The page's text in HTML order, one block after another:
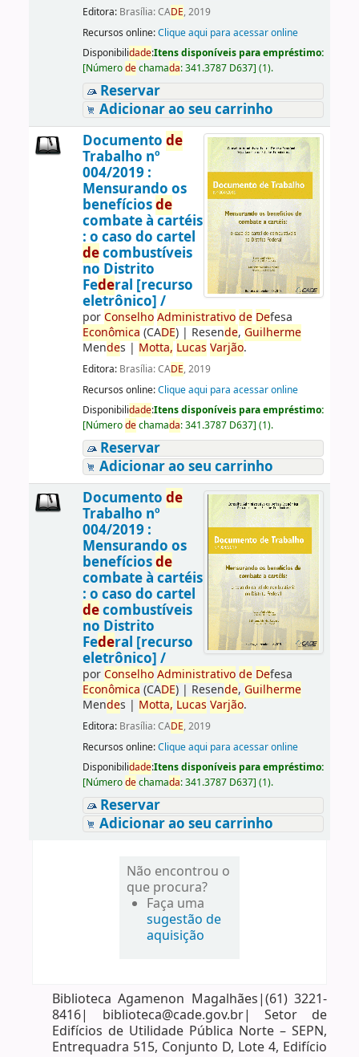
Editora: Brasília: CADE, 2019
Recursos online:Clique aqui para acessar online
Disponibilidade:Itens disponíveis para empréstimo:
[Númerodechamada:341.3787 D637] (1).
Reservar
Adicionar ao seu carrinho
Documento de
Trabalho nº
004/2019 :
Mensurando os
benefíciosde
combate à cartéis
: o caso do cartel
decombustíveis
no Distrito
Federal [recurso
eletrônico] /
porConselho Administrativo de Defesa
Econômica (CADE)| Resende, Guilherme
Mendes | Motta, Lucas Varjão.
Editora: Brasília: CADE, 2019
Recursos online:Clique aqui para acessar online
Disponibilidade:Itens disponíveis para empréstimo:
[Númerodechamada:341.3787 D637] (1).
Reservar
Adicionar ao seu carrinho
Documento de
Trabalho nº
004/2019 :
Mensurando os
benefíciosde
combate à cartéis
: o caso do cartel
decombustíveis
no Distrito
Federal [recurso
eletrônico] /
porConselho Administrativo de Defesa
Econômica (CADE)| Resende, Guilherme
Mendes | Motta, Lucas Varjão.
Editora: Brasília: CADE, 2019
Recursos online:Clique aqui para acessar online
Disponibilidade:Itens disponíveis para empréstimo:
[Númerodechamada:341.3787 D637] (1).
Reservar
Adicionar ao seu carrinho
Não encontrou o
que procura?
Faça uma
sugestão de
aquisição
Biblioteca Agamenon Magalhães|(61) 3221-
8416| biblioteca@cade.gov.br| Setor de
Edifícios de Utilidade Pública Norte – SEPN,
Entrequadra 515, Conjunto D, Lote 4, Edifício